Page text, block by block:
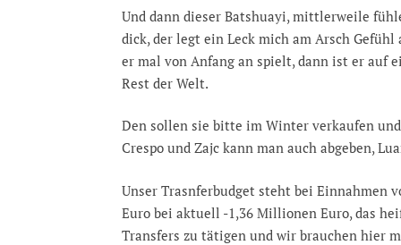
Und dann dieser Batshuayi, mittlerweile
dick, der legt ein Leck mich am Arsch
er mal von Anfang an spielt, dann ist er auf
Rest der Welt.
Den sollen sie bitte im Winter verkaufen
Crespo und Zajc kann man auch abgeben,
Unser Trasnferbudget steht bei Einnahmen
Euro bei aktuell -1,36 Millionen Euro, das
Transfers zu tätigen und wir brauchen hier